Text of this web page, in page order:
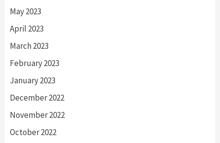
May 2023
April 2023
March 2023
February 2023
January 2023
December 2022
November 2022
October 2022